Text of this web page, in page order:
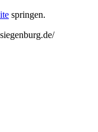
springen.